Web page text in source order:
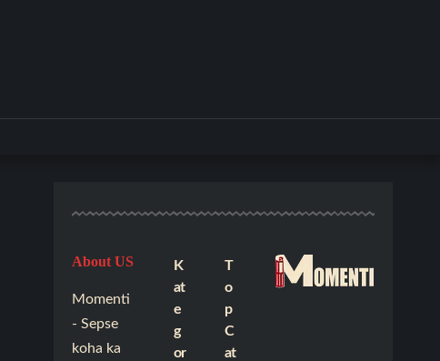
About US
Momenti
- Sepse
koha ka
K
at
e
g
or
T
o
p
C
at